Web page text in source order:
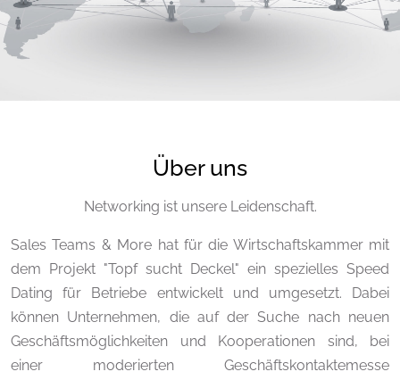
Über uns
Networking ist unsere Leidenschaft.
Sales Teams & More hat für die Wirtschaftskammer mit
dem Projekt "Topf sucht Deckel" ein spezielles Speed
Dating für Betriebe entwickelt und umgesetzt. Dabei
können Unternehmen, die auf der Suche nach neuen
Geschäftsmöglichkeiten und Kooperationen sind, bei
einer moderierten Geschäftskontaktemesse